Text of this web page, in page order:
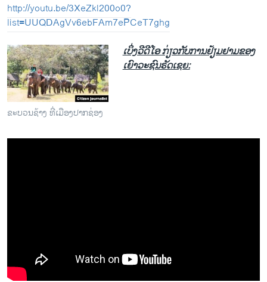
http://youtu.be/3XeZkl200o0?
list=UUQDAgVv6ebFAm7ePCeT7ghg
ຂະບວນຊ້າງ ທີ່ເມືອງປາກຊ່ອງ
ເບິ່ງວີດີໂອ ກ່ຽວກັບການຢ້ຽມຢາມຂອງ
ເຍົາວະຊົນຣັດເຊຍ: